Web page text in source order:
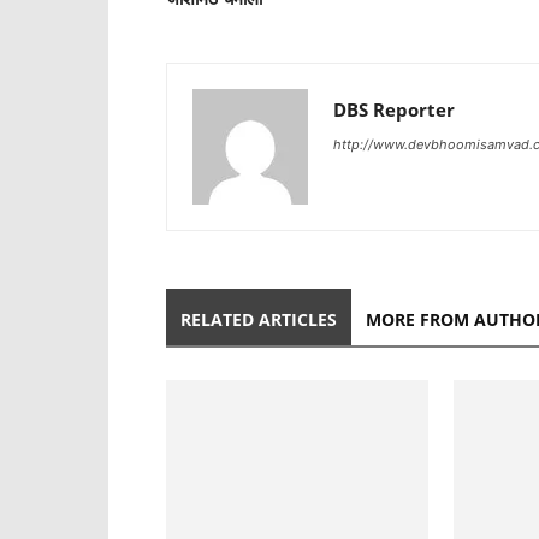
DBS Reporter
http://
RELATED ARTICLES MORE FROM